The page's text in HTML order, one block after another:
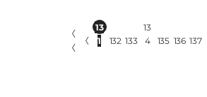
〈
〈
〈
13
1
132 133
13
4
135 136 137